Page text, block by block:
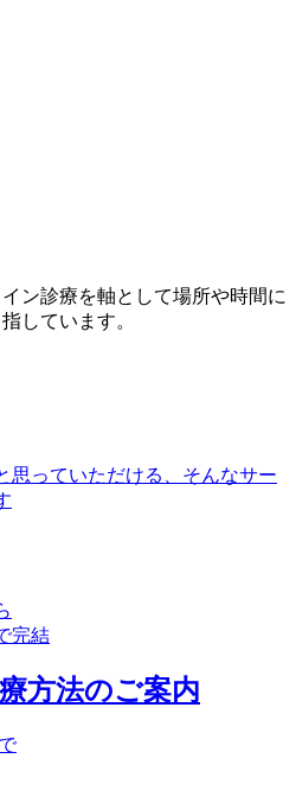
ン診療を軸として場所や時間に
しています。
思っていただける、そんなサー
完結
方法のご案内